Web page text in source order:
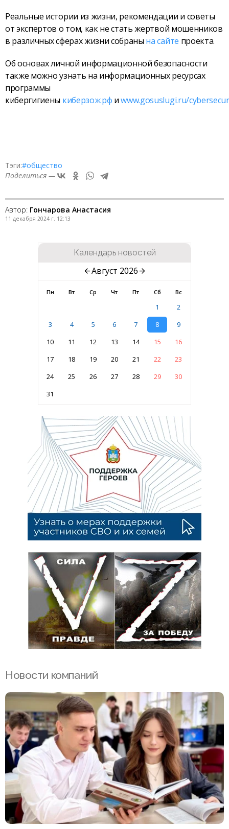
Реальные истории из жизни, рекомендации и советы
от экспертов о том, как не стать жертвой мошенников
в различных сферах жизни собраны на сайте проекта.
Об основах личной информационной безопасности
также можно узнать на информационных ресурсах
программы
кибергигиены киберзож.рф иwww.gosuslugi.ru/
Тэги:#общество
Поделиться —
Автор: Гончарова Анастасия
11 декабря 2024 г. 12:13
Календарь новостей
Август 2026
Пн Вт Ср Чт Пт Сб Вс
1
2
3
4 5 6 7 8
9
10
11 12 13 14 15
16
17
18 19 20 21 22
23
24
25 26 27 28 29
30
31
Новости компаний